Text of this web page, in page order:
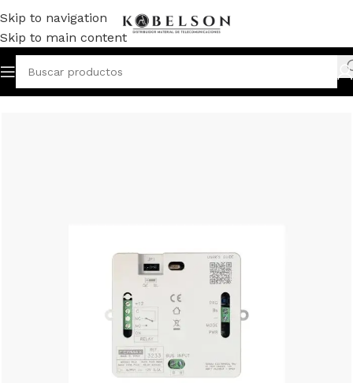
Skip to navigation
Skip to main content
VIDEOPORTERO/DISPOSITIVOS DE INSTALACIÓN RELE